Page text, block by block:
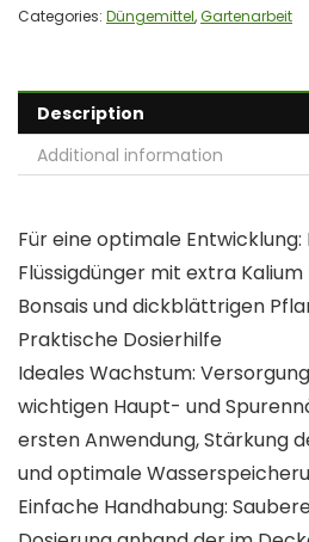
Categories: Düngemittel,Gartenarbeit
Description
Additional information
Für eine optimale
Flüssigdünger mit extra
Bonsais und dickblättrigen
Praktische Dosierhilfe
Ideales Wachstum:
wichtigen Haupt- und
ersten Anwendung, Stärkung
und optimale
Einfache Handhabung: